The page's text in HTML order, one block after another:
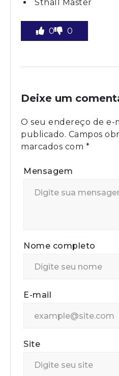
Sthall Master
0 0
Deixe um
O seu endereço de e-
publicado. Campos
marcados com *
Mensagem
Nome completo
E-mail
Site